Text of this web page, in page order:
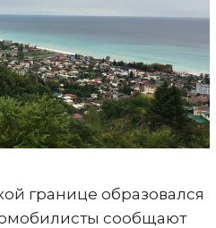
границе образовался
сообщают